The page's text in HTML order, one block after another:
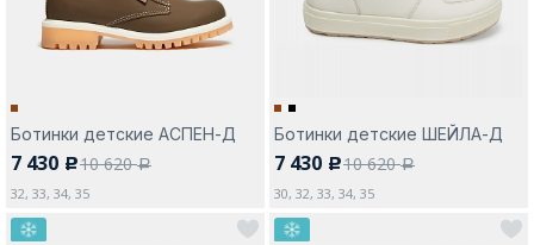
Да, все верно Изменить город
Ботинки детские АСПЕН-Д
7 430 c10 620a
32, 33, 34, 35
Ботинки детские ШЕЙЛА-Д
7 430 c10 620a
30, 32, 33, 34, 35